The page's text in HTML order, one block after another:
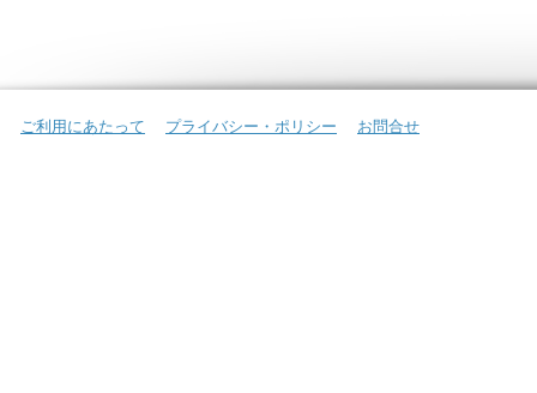
ご利用にあたって プライバシー・ポリシー お問合せ